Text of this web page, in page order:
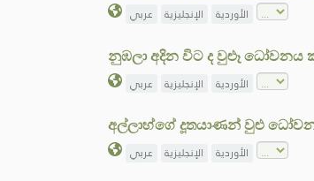
عربي الإنجليزية الأوردية
නුඹලා අදින විට ද වුළූ ධෝවනය
عربي الإنجليزية الأوردية
අල්ලාහ්ගේ දූතයාණන් වුළු
عربي الإنجليزية الأوردية